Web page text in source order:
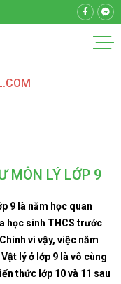
MÔN LÝ LỚP 9
9 là năm học quan
học sinh THCS trước
vì vậy, việc nắm
lý ở lớp 9 là vô cùng
thức lớp 10 và 11 sau